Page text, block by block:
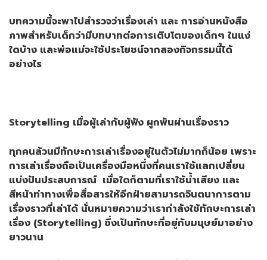
บทความนี้จะพาไปสำรวจว่าเรื่องเล่า และ การอ่านหนังสือ
ภาพสำหรับเด็กว่ามีบทบาทต่อการเติบโตของเด็กๆ ในแง่
ใดบ้าง และพ่อแม่จะใช้ประโยชน์จากสองกิจกรรมนี้ได้
อย่างไร
Storytelling เมื่อผู้เล่ากับผู้ฟัง ผูกพันผ่านเรื่องราว
ทุกคนล้วนมีทักษะการเล่าเรื่องอยู่ในตัวไม่มากก็น้อย เพราะ
การเล่าเรื่องถือเป็นเครื่องมือหนึ่งที่คนเราใช้แลกเปลี่ยน
แบ่งปันประสบการณ์ เมื่อใดก็ตามที่เราใช้น้ำเสียง และ
สีหน้าท่าทางเพื่อสื่อสารให้อีกฝ่ายสามารถจินตนาการตาม
เรื่องราวที่เล่าได้ นั่นหมายความว่าเรากำลังใช้ทักษะการเล่า
เรื่อง (Storytelling) ซึ่งเป็นทักษะที่อยู่กับมนุษย์มาอย่าง
ยาวนาน